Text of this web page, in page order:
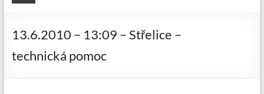
13.6.2010 – 13:09 – Střelice –
technická pomoc